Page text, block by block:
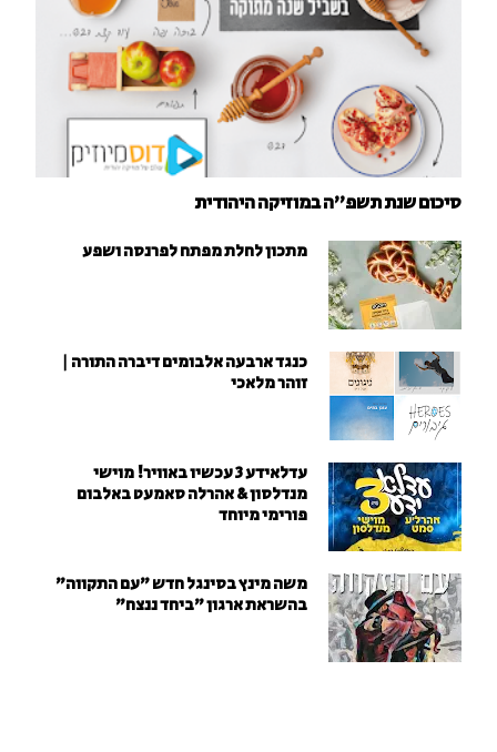
סיכום שנת תשפ"ה במוזיקה היהודית
מתכון לחלת מפתח לפרנסה ושפע
כנגד ארבעה אלבומים דיברה התורה |
זוהר מלאכי
עדלאידע 3 עכשיו באוויר! מוישי
מנדלסון & אהרלה סאמעט באלבום
פורימי מיוחד
משה מינץ בסינגל חדש ״עם התקווה״
בהשראת ארגון "ביחד ננצח"